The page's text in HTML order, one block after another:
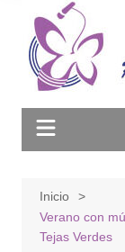
Inicio
Verano con
Tejas Verdes